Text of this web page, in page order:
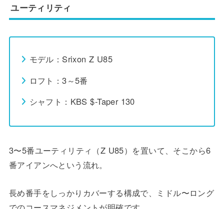
ユーティリティ
モデル：Srixon Z U85
ロフト：3～5番
シャフト：KBS $-Taper 130
3〜5番ユーティリティ（Z U85）を置いて、そこから6
番アイアンへという流れ。
長め番手をしっかりカバーする構成で、ミドル〜ロング